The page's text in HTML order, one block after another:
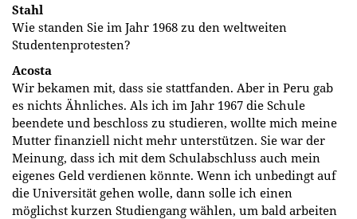
Stahl
Wie standen Sie im Jahr 1968 zu den weltweiten
Studentenprotesten?
Acosta
Wir bekamen mit, dass sie stattfanden. Aber in Peru gab
es nichts Ähnliches. Als ich im Jahr 1967 die Schule
beendete und beschloss zu studieren, wollte mich meine
Mutter finanziell nicht mehr unterstützen. Sie war der
Meinung, dass ich mit dem Schulabschluss auch mein
eigenes Geld verdienen könnte. Wenn ich unbedingt auf
die Universität gehen wolle, dann solle ich einen
möglichst kurzen Studiengang wählen, um bald arbeiten